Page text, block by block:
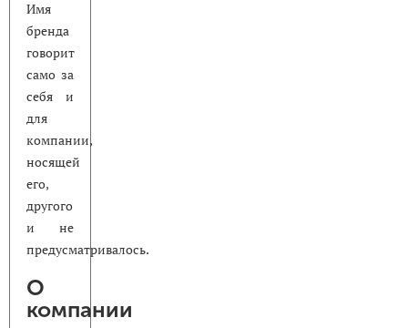
Имя
бренда
говорит
само за
себя и
для
компании,
носящей
его,
другого
и не
предусматривалось.
О
компании